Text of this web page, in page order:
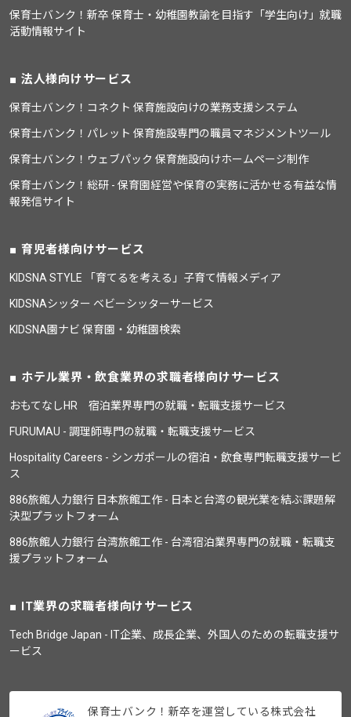
保育士バンク！新卒 保育士・幼稚園教諭を目指す「学生向け」就職
活動情報サイト
法人様向けサービス
保育士バンク！コネクト 保育施設向けの業務支援システム
保育士バンク！パレット 保育施設専門の職員マネジメントツール
保育士バンク！ウェブパック 保育施設向けホームページ制作
保育士バンク！総研 - 保育園経営や保育の実務に活かせる有益な情
報発信サイト
育児者様向けサービス
KIDSNA STYLE 「育てるを考える」子育て情報メディア
KIDSNAシッター ベビーシッターサービス
KIDSNA園ナビ 保育園・幼稚園検索
ホテル業界・飲食業界の求職者様向けサービス
おもてなしHR 宿泊業界専門の就職・転職支援サービス
FURUMAU - 調理師専門の就職・転職支援サービス
Hospitality Careers - シンガポールの宿泊・飲食専門転職支援サービ
ス
886旅館人力銀行 日本旅館工作 - 日本と台湾の観光業を結ぶ課題解
決型プラットフォーム
886旅館人力銀行 台湾旅館工作 - 台湾宿泊業界専門の就職・転職支
援プラットフォーム
IT業界の求職者様向けサービス
Tech Bridge Japan - IT企業、成長企業、外国人のための転職支援サ
ービス
保育士バンク！新卒を運営している株式会社